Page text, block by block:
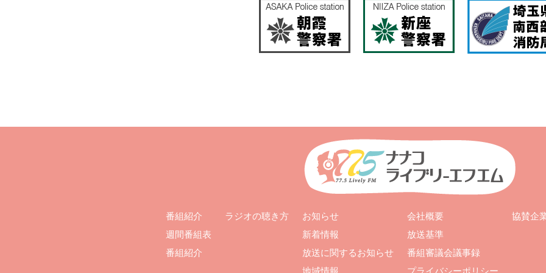
番組紹介
週間番組表
番組紹介
ラジオの聴き方
お知らせ
新着情報
放送に関するお知らせ
地域情報
会社概要
放送基準
番組審議会議事録
プライバシーポリシー
協賛企